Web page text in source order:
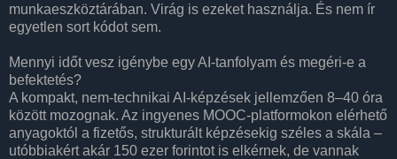
munkaeszköztárában. Virág is ezeket használja. És nem ír
egyetlen sort kódot sem.
Mennyi időt vesz igénybe egy AI-tanfolyam és megéri-e a
befektetés?
A kompakt, nem-technikai AI-képzések jellemzően 8–40 óra
között mozognak. Az ingyenes MOOC-platformokon elérhető
anyagoktól a fizetős, strukturált képzésekig széles a skála –
utóbbiakért akár 150 ezer forintot is elkérnek, de vannak